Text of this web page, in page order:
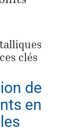
clés
de
en